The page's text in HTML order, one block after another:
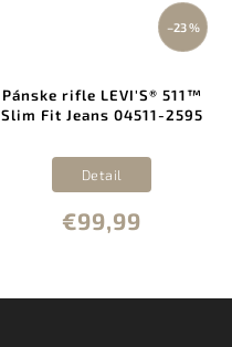
–23 %
Pánske rifle LEVI'S® 511™
Slim Fit Jeans 04511-2595
€99,99
Detail